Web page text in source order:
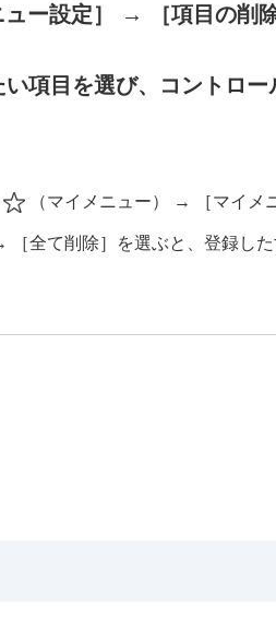
る（カスタムキー/ダイヤル
録する
ー設定］ → ［項目の削除
項目を選び、コントロー
（マイメニュー） → ［マイメ
［全て削除］ を選ぶと、登録し